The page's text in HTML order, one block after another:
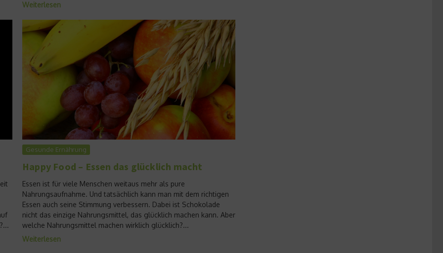
Weiterlesen
Gesunde Ernährung
Happy Food – Essen das glücklich macht
Essen ist für viele Menschen weitaus mehr als pure
Nahrungsaufnahme. Und tatsächlich kann man mit dem richtigen
Essen auch seine Stimmung verbessern. Dabei ist Schokolade
nicht das einzige Nahrungsmittel, das glücklich machen kann. Aber
welche Nahrungsmittel machen wirklich glücklich?...
Weiterlesen